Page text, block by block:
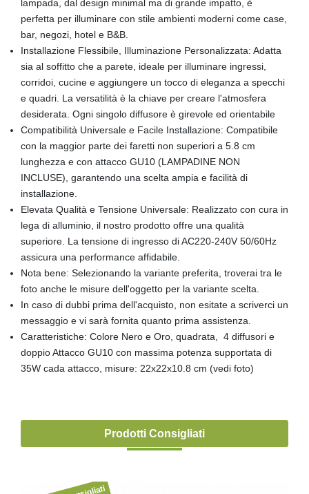
lampada, dal design minimal ma di grande impatto, è
perfetta per illuminare con stile ambienti moderni come case,
bar, negozi, hotel e B&B.
Installazione Flessibile, Illuminazione Personalizzata: Adatta
sia al soffitto che a parete, ideale per illuminare ingressi,
corridoi, cucine e aggiungere un tocco di eleganza a specchi
e quadri. La versatilità è la chiave per creare l'atmosfera
desiderata. Ogni singolo diffusore è girevole ed orientabile
Compatibilità Universale e Facile Installazione: Compatibile
con la maggior parte dei faretti non superiori a 5.8 cm
lunghezza e con attacco GU10 (LAMPADINE NON
INCLUSE), garantendo una scelta ampia e facilità di
installazione.
Elevata Qualità e Tensione Universale: Realizzato con cura in
lega di alluminio, il nostro prodotto offre una qualità
superiore. La tensione di ingresso di AC220-240V 50/60Hz
assicura una performance affidabile.
Nota bene: Selezionando la variante preferita, troverai tra le
foto anche le misure dell'oggetto per la variante scelta.
In caso di dubbi prima dell'acquisto, non esitate a scriverci un
messaggio e vi sarà fornita quanto prima assistenza.
Caratteristiche: Colore Nero e Oro, quadrata, 4 diffusori e
doppio Attacco GU10 con massima potenza supportata di
35W cada attacco, misure: 22x22x10.8 cm (vedi foto)
Prodotti Consigliati